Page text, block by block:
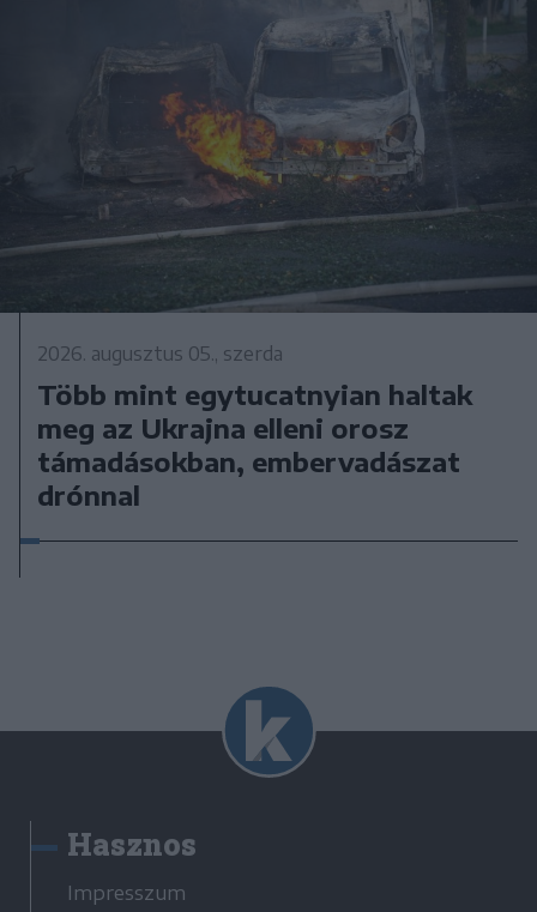
2026. augusztus 05., szerda
Több mint egytucatnyian haltak
meg az Ukrajna elleni orosz
támadásokban, embervadászat
drónnal
Hasznos
Impresszum